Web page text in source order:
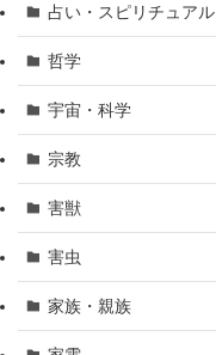
占い・スピリチュアル
哲学
宇宙・科学
宗教
害獣
害虫
家族・親族